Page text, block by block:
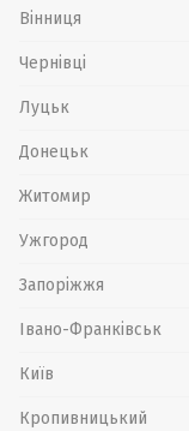
Вінниця
Чернівці
Луцьк
Донецьк
Житомир
Ужгород
Запоріжжя
Івано-Франківськ
Київ
Кропивницький